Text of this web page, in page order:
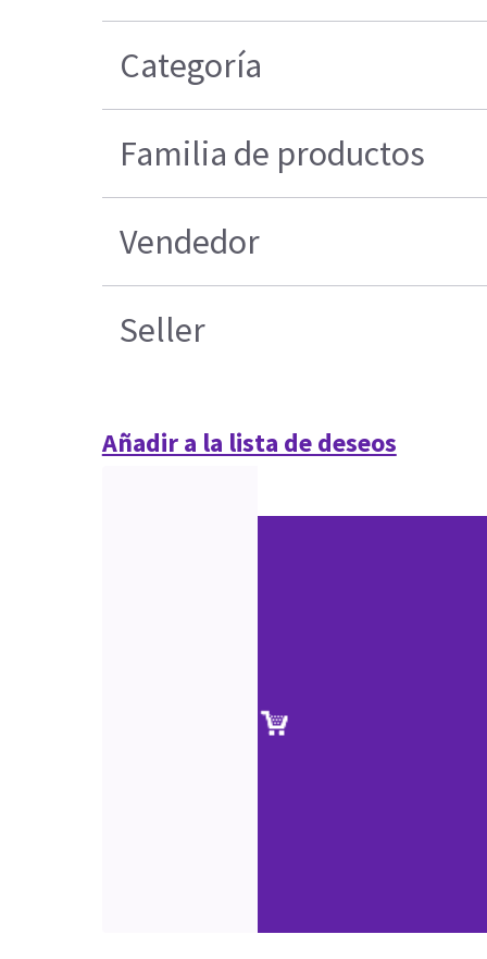
Categoría
Familia de productos
Vendedor
Seller
Añadir a la lista de deseos